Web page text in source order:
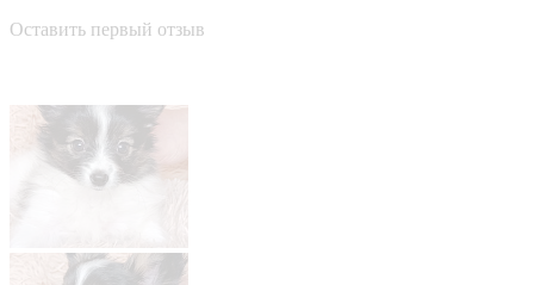
Оставить первый отзыв